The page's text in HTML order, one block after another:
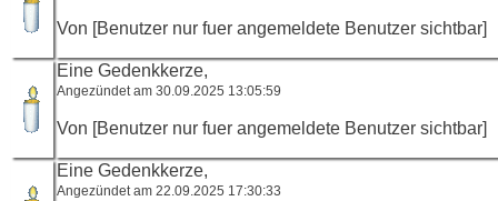
Von [Benutzer nur fuer angemeldete Benutzer sichtbar]
Eine Gedenkkerze,
Angezündet am 30.09.2025 13:05:59
Von [Benutzer nur fuer angemeldete Benutzer sichtbar]
Eine Gedenkkerze,
Angezündet am 22.09.2025 17:30:33